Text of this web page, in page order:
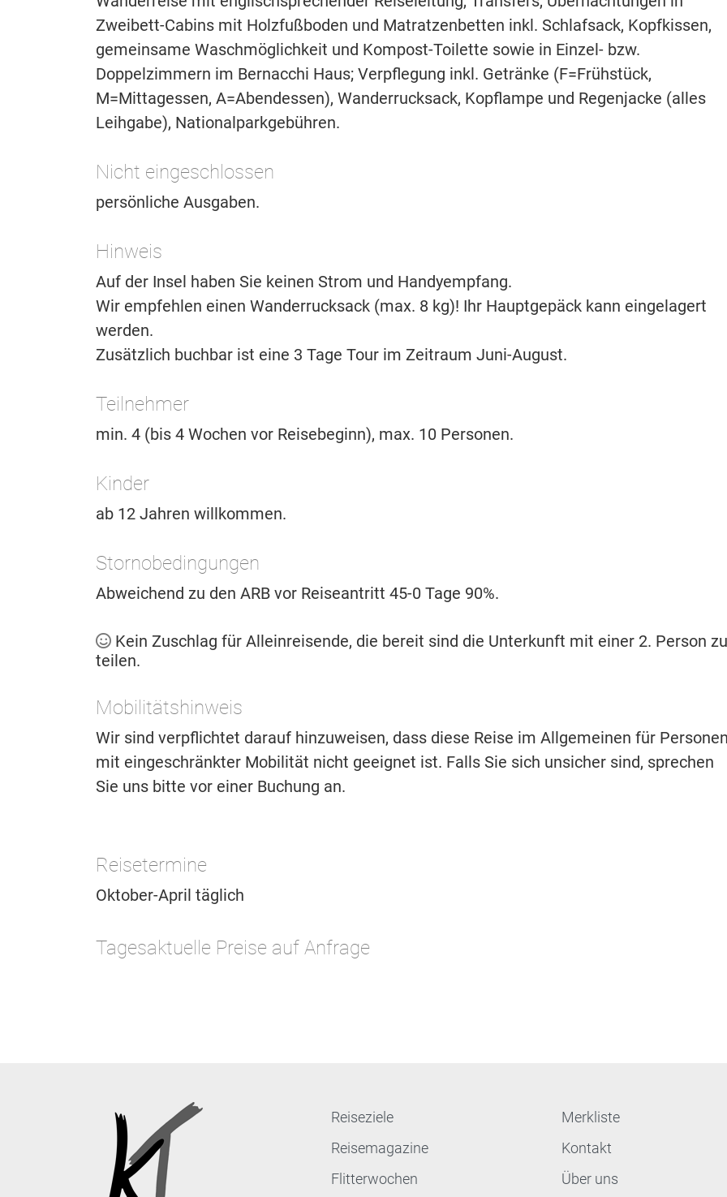
Zweibett-Cabins mit Holzfußboden und Matratzenbetten inkl. Schlafsack, Kopfkissen,
gemeinsame Waschmöglichkeit und Kompost-Toilette sowie in Einzel- bzw.
Doppelzimmern im Bernacchi Haus; Verpflegung inkl. Getränke (F=Frühstück,
M=Mittagessen, A=Abendessen), Wanderrucksack, Kopflampe und Regenjacke (alles
Leihgabe), Nationalparkgebühren.
Nicht eingeschlossen
persönliche Ausgaben.
Hinweis
Auf der Insel haben Sie keinen Strom und Handyempfang.
Wir empfehlen einen Wanderrucksack (max. 8 kg)! Ihr Hauptgepäck kann eingelagert
werden.
Zusätzlich buchbar ist eine 3 Tage Tour im Zeitraum Juni-August.
Teilnehmer
min. 4 (bis 4 Wochen vor Reisebeginn), max. 10 Personen.
Kinder
ab 12 Jahren willkommen.
Stornobedingungen
Abweichend zu den ARB vor Reiseantritt 45-0 Tage 90%.
Kein Zuschlag für Alleinreisende, die bereit sind die Unterkunft mit einer 2. Person zu
teilen.
Mobilitätshinweis
Wir sind verpflichtet darauf hinzuweisen, dass diese Reise im Allgemeinen für
mit eingeschränkter Mobilität nicht geeignet ist. Falls Sie sich unsicher sind, sprechen
Sie uns bitte vor einer Buchung an.
Reisetermine
Oktober-April täglich
Tagesaktuelle Preise auf Anfrage
Reiseziele
Reisemagazine
Flitterwochen
Merkliste
Kontakt
Über uns